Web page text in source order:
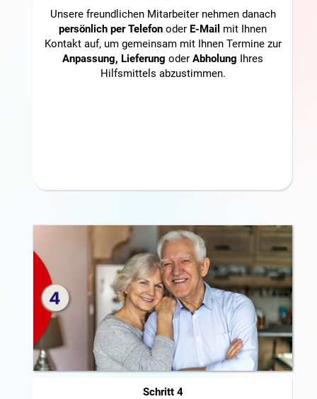
Unsere freundlichen Mitarbeiter nehmen danach
persönlich per Telefon oder E-Mail mit Ihnen
Kontakt auf, um gemeinsam mit Ihnen Termine zur
Anpassung, Lieferung oder Abholung Ihres
Hilfsmittels abzustimmen.
Schritt 4